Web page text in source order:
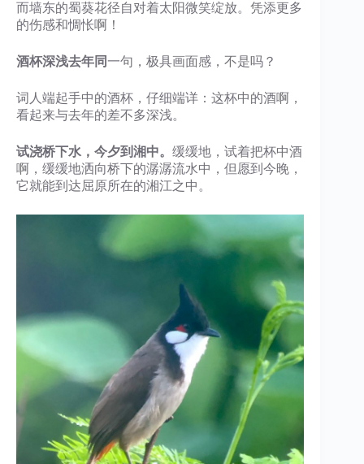
而墙东的蜀葵花径自对着太阳微笑绽放。凭添更多
的伤感和惆怅啊！
酒杯深浅去年同一句，极具画面感，不是吗？
词人端起手中的酒杯，仔细端详：这杯中的酒啊，
看起来与去年的差不多深浅。
试浇桥下水，今夕到湘中。 缓缓地，试着把杯中酒
啊，缓缓地洒向桥下的潺潺流水中，但愿到今晚，
它就能到达屈原所在的湘江之中。